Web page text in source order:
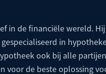
in de financiële wereld.
in
ook bij alle
voor de beste oplossing